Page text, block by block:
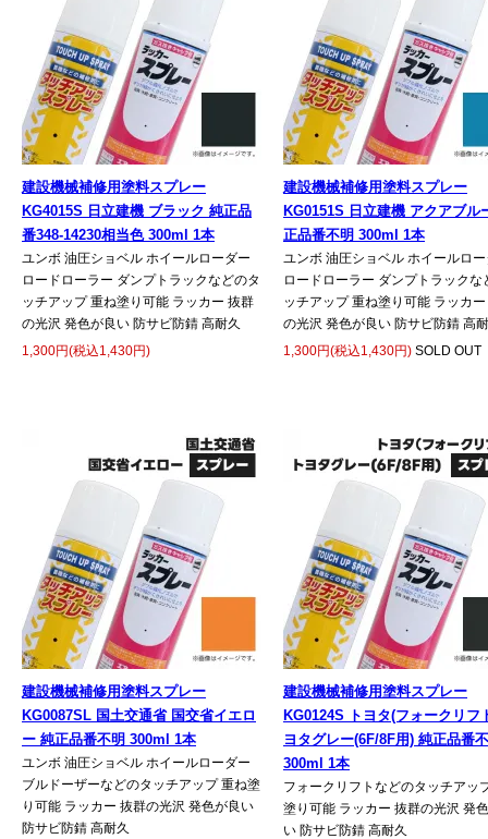
建設機械補修用塗料スプレー
KG4015S 日立建機 ブラック 純正品
番348-14230相当色 300ml 1本
ユンボ 油圧ショベル ホイールローダー
ロードローラー ダンプトラックなどのタ
ッチアップ 重ね塗り可能 ラッカー 抜群
の光沢 発色が良い 防サビ防錆 高耐久
1,300円(税込1,430円)
建設機械補修用塗料スプレー
KG0151S 日立建機 アクアブル
正品番不明 300ml 1本
ユンボ 油圧ショベル ホイールロ
ロードローラー ダンプトラックな
ッチアップ 重ね塗り可能 ラッカ
の光沢 発色が良い 防サビ防錆 高
1,300円(税込1,430円) SOLD OUT
建設機械補修用塗料スプレー
KG0087SL 国土交通省 国交省イエロ
ー 純正品番不明 300ml 1本
ユンボ 油圧ショベル ホイールローダー
ブルドーザーなどのタッチアップ 重ね塗
り可能 ラッカー 抜群の光沢 発色が良い
防サビ防錆 高耐久
建設機械補修用塗料スプレー
KG0124S トヨタ(フォークリフ
ヨタグレー(6F/8F用) 純正品番
300ml 1本
フォークリフトなどのタッチアッ
塗り可能 ラッカー 抜群の光沢 発
い 防サビ防錆 高耐久